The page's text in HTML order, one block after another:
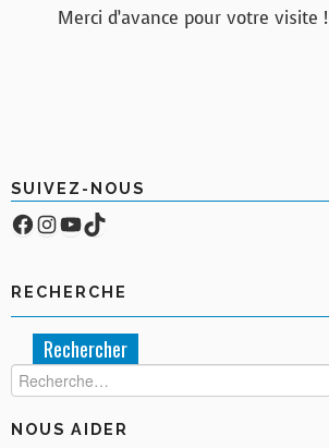
Merci d’avance pour votre visite !
SUIVEZ-NOUS
Facebook
Compte Instagram
YouTube
TikTok
RECHERCHE
Rechercher :
NOUS AIDER